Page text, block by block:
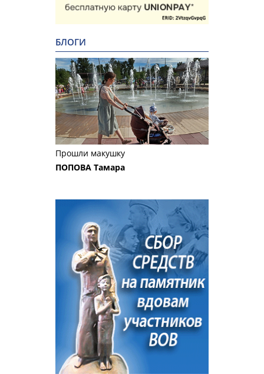
БЛОГИ
Прошли макушку
ПОПОВА Тамара